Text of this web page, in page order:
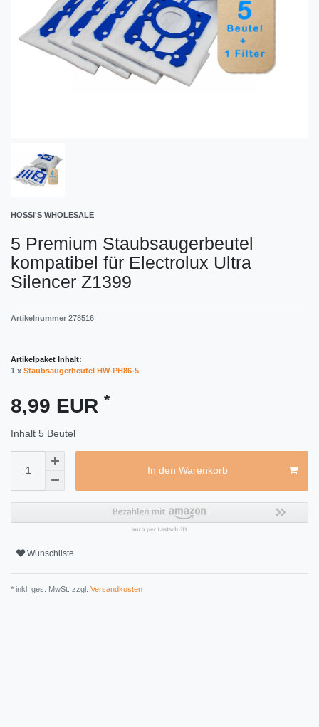
HOSSI'S WHOLESALE
5 Premium Staubsaugerbeutel
kompatibel für Electrolux Ultra
Silencer Z1399
Artikelnummer 278516
Artikelpaket Inhalt:
1 x Staubsaugerbeutel HW-PH86-5
8,99 EUR *
Inhalt 5 Beutel
In den Warenkorb
Wunschliste
* inkl. ges. MwSt. zzgl. Versandkosten